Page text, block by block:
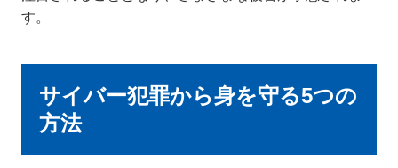
す。
サイバー犯罪から身を守る5つの
方法